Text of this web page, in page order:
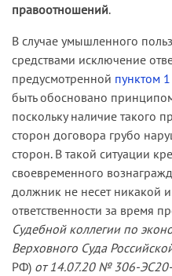
правоотношений.
В случае умышленного
средствами исключение
предусмотренной пунктом
быть обосновано
поскольку наличие такого
сторон договора грубо
сторон. В такой ситуации
своевременного
должник не несет никакой
ответственности за время
Судебной коллегии по
Верховного Суда
РФ) от 14.07.20 № 306-